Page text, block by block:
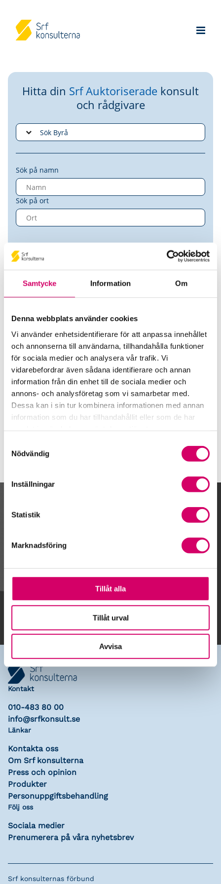
Samtycke Information Om
Denna webbplats använder cookies
Vi använder enhetsidentifierare för att anpassa innehållet
och annonserna till användarna, tillhandahålla funktioner
för sociala medier och analysera vår trafik. Vi
vidarebefordrar även sådana identifierare och annan
information från din enhet till de sociala medier och
annons- och analysföretag som vi samarbetar med.
Dessa kan i sin tur kombinera informationen med annan
information som du har tillhandahållit eller som de har
Nödvändig
Inställningar
Statistik
Marknadsföring
Tillåt alla
Tillåt urval
Avvisa
Hitta din Srf Auktoriserade konsult
och rådgivare
Sök på namn
Sök på ort
Mirjana Milenkovic
Srf Auktoriserade konsulter
Mirjana Milenkovic
Auktoriserad Lönekonsult
Göteborg
Kalendarium
Lägg till i kalender
Kontakt
010-483 80 00
info@srfkonsult.se
Länkar
Kontakta oss
Om Srf konsulterna
Press och opinion
Produkter
Personuppgiftsbehandling
Följ oss
Sociala medier
Prenumerera på våra nyhetsbrev
Srf konsulternas förbund